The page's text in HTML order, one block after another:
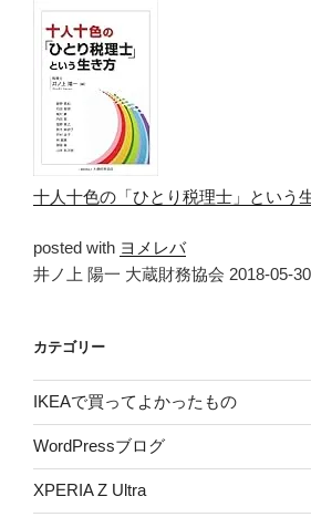
十人十色の「ひとり税理士」という
posted with ヨメレバ
井ノ上 陽一 大蔵財務協会 2018-05-30
カテゴリー
IKEAで買ってよかったもの
WordPressブログ
XPERIA Z Ultra